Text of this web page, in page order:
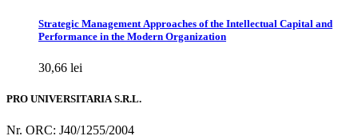
Strategic Management Approaches of the Intellectual Capital and
Performance in the Modern Organization
30,66 lei
PRO UNIVERSITARIA S.R.L.
Nr. ORC: J40/1255/2004